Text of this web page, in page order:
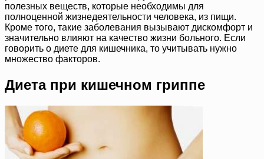
полезных веществ, которые необходимы для
полноценной жизнедеятельности человека, из пищи.
Кроме того, такие заболевания вызывают дискомфорт и
значительно влияют на качество жизни больного. Если
говорить о диете для кишечника, то учитывать нужно
множество факторов.
Диета при кишечном гриппе